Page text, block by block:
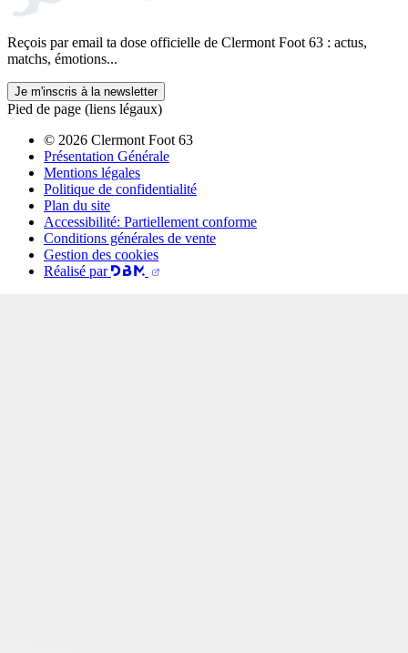
Reçois par email ta dose officielle de Clermont Foot 63 : actus,
matchs, émotions...
Je m'inscris à la newsletter
Pied de page (liens légaux)
© 2026 Clermont Foot 63
Présentation Générale
Mentions légales
Politique de confidentialité
Plan du site
Accessibilité: Partiellement conforme
Conditions générales de vente
Gestion des cookies
Réalisé par